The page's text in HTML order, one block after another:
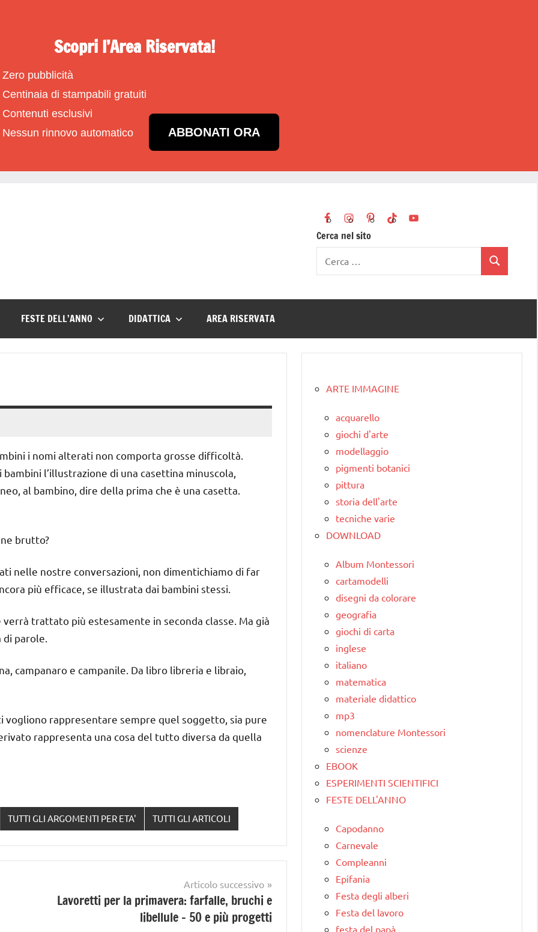
Scopri l’Area Riservata!
Zero pubblicità
Centinaia di stampabili gratuiti
Contenuti esclusivi
Nessun rinnovo automatico
ABBONATI ORA
Cerca nel sito
per:
Cerca
FESTE DELL’ANNO DIDATTICA AREA RISERVATA
i nomi alterati non comporta grosse difficoltà.
l’illustrazione di una casettina minuscola,
al bambino, dire della prima che è una casetta.
brutto?
nelle nostre conversazioni, non dimentichiamo di far
più efficace, se illustrata dai bambini stessi.
trattato più estesamente in seconda classe. Ma già
parole.
campanaro e campanile. Da libro libreria e libraio,
rappresentare sempre quel soggetto, sia pure
rappresenta una cosa del tutto diversa da quella
TUTTI GLI ARGOMENTI PER ETA' TUTTI GLI ARTICOLI
Articolo successivo
Lavoretti per la primavera: farfalle, bruchi e
libellule – 50 e più progetti
ARTE IMMAGINE
acquarello
giochi d'arte
modellaggio
pigmenti botanici
pittura
storia dell'arte
tecniche varie
DOWNLOAD
Album Montessori
cartamodelli
disegni da colorare
geografia
giochi di carta
inglese
italiano
matematica
materiale didattico
mp3
nomenclature Montessori
scienze
EBOOK
ESPERIMENTI SCIENTIFICI
FESTE DELL'ANNO
Capodanno
Carnevale
Compleanni
Epifania
Festa degli alberi
Festa del lavoro
festa del papà